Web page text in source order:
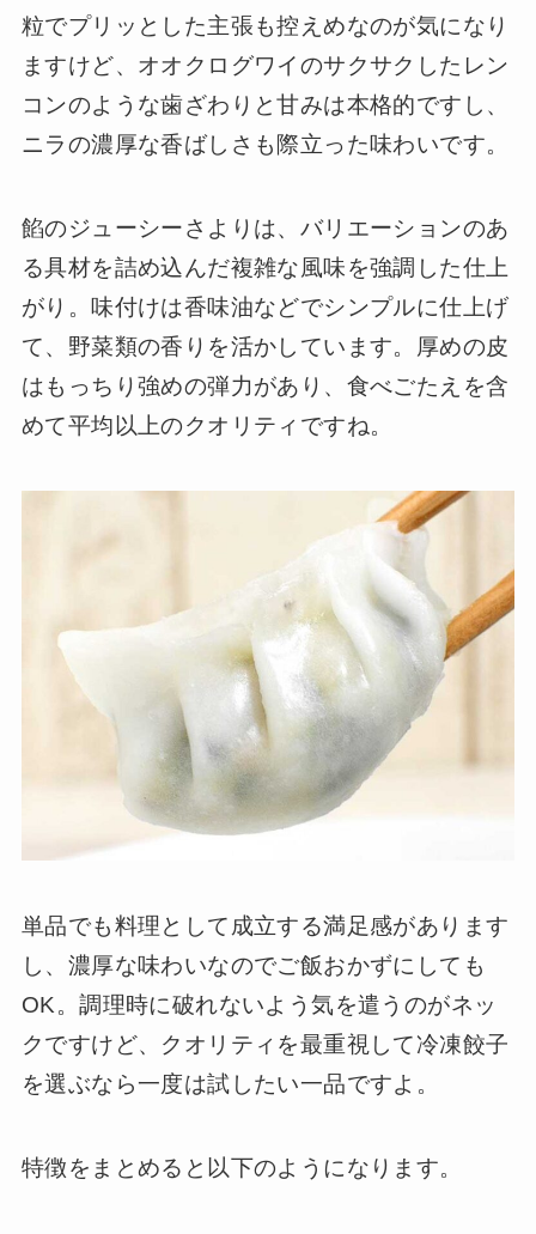
粒でプリッとした主張も控えめなのが気になり
ますけど、オオクログワイのサクサクしたレン
コンのような歯ざわりと甘みは本格的ですし、
ニラの濃厚な香ばしさも際立った味わいです。
餡のジューシーさよりは、バリエーションのあ
る具材を詰め込んだ複雑な風味を強調した仕上
がり。味付けは香味油などでシンプルに仕上げ
て、野菜類の香りを活かしています。厚めの皮
はもっちり強めの弾力があり、食べごたえを含
めて平均以上のクオリティですね。
単品でも料理として成立する満足感があります
し、濃厚な味わいなのでご飯おかずにしても
OK。調理時に破れないよう気を遣うのがネッ
クですけど、クオリティを最重視して冷凍餃子
を選ぶなら一度は試したい一品ですよ。
特徴をまとめると以下のようになります。